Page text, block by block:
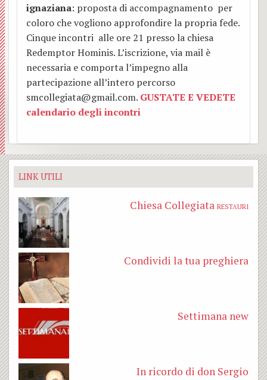
ignaziana: proposta di accompagnamento per
coloro che vogliono approfondire la propria fede.
Cinque incontri alle ore 21 presso la chiesa
Redemptor Hominis. L’iscrizione, via mail è
necessaria e comporta l’impegno alla
partecipazione all’intero percorso
smcollegiata@gmail.com. GUSTATE E VEDETE
calendario degli incontri
LINK UTILI
Chiesa Collegiata RESTAURI
Condividi la tua preghiera
Settimana new
In ricordo di don Sergio